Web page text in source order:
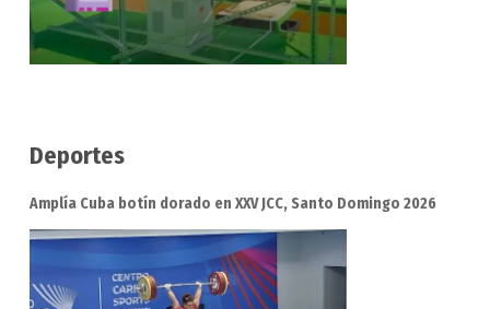
Deportes
Amplía Cuba botín dorado en XXV JCC, Santo Domingo 2026